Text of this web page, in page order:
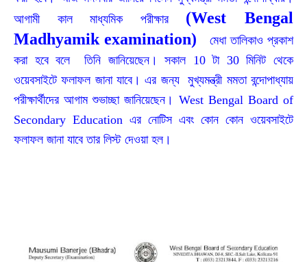
আগামী কাল মাধ্যমিক পরীক্ষার (West Bengal
Madhyamik examination)
মেধা তালিকাও প্রকাশ
করা হবে বলে তিনি জানিয়েছেন। সকাল 10 টা 30 মিনিট থেকে
ওয়েবসাইটে ফলাফল জানা যাবে। এর জন্য মুখ্যমন্ত্রী মমতা বন্দোপাধ্যায়
পরীক্ষার্থীদের আগাম শুভাচ্ছা জানিয়েছেন। West Bengal Board of
Secondary Education এর নোটিস এবং কোন কোন ওয়েবসাইটে
ফলাফল জানা যাবে তার লিস্ট দেওয়া হল।